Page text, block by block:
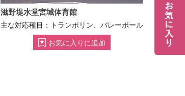
滋野堤水堂宮城体育館
主な対応種目：トランポリン、バレーボール